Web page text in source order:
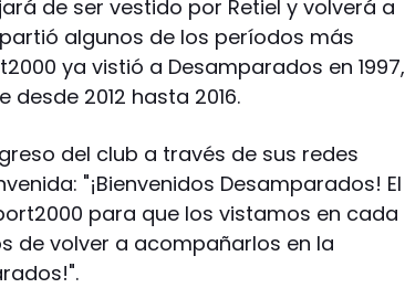
de ser vestido por Retiel y volverá a
algunos de los períodos más
ya vistió a Desamparados en 1997,
2012 hasta 2016.
del club a través de sus redes
"¡Bienvenidos Desamparados! El
para que los vistamos en cada
de volver a acompañarlos en la